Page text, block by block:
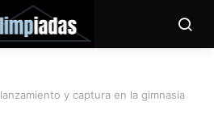
y captura en la gimnasia